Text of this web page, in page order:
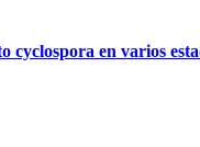
cyclospora en varios